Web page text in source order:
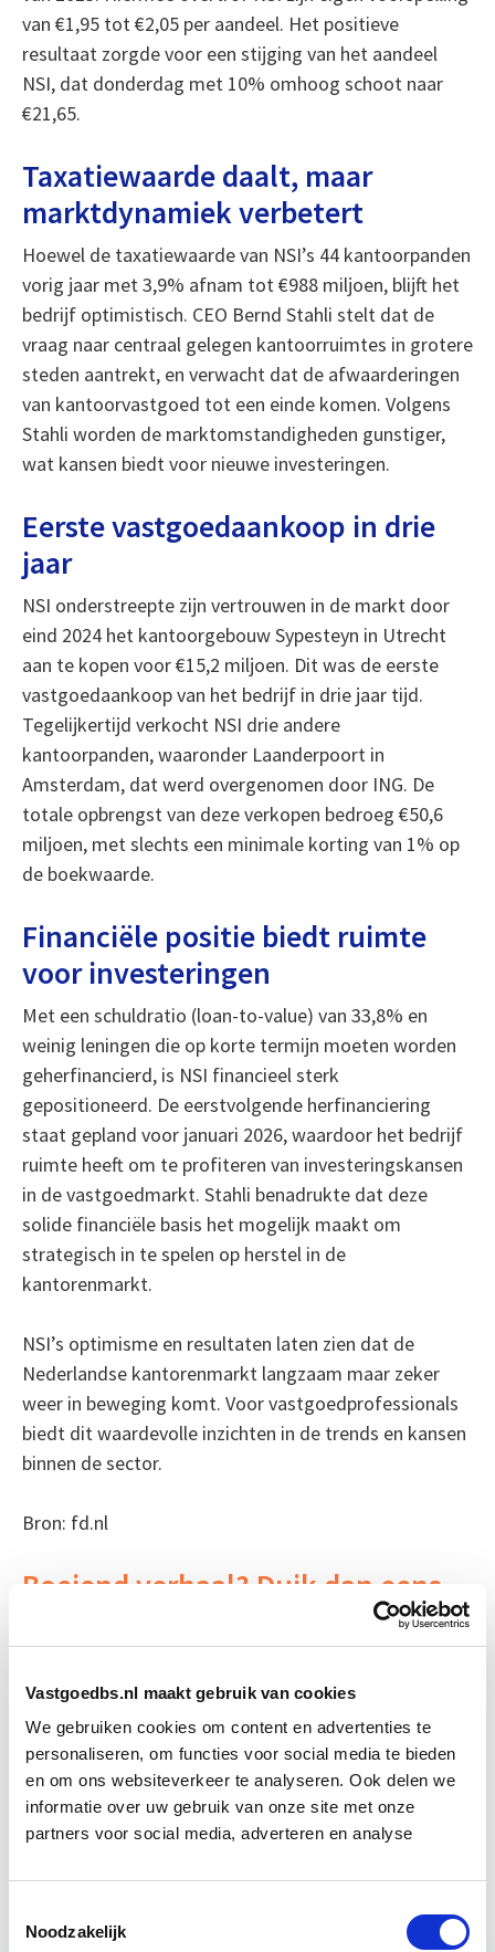
Vastgoedbs.nl maakt gebruik van cookies
We gebruiken cookies om content en advertenties te
personaliseren, om functies voor social media te bieden
en om ons websiteverkeer te analyseren. Ook delen we
informatie over uw gebruik van onze site met onze
partners voor social media, adverteren en analyse
Noodzakelijk
van €1,95 tot €2,05 per aandeel. Het positieve
resultaat zorgde voor een stijging van het aandeel
NSI, dat donderdag met 10% omhoog schoot naar
€21,65.
Taxatiewaarde daalt, maar
marktdynamiek verbetert
Hoewel de taxatiewaarde van NSI’s 44 kantoorpanden
vorig jaar met 3,9% afnam tot €988 miljoen, blijft het
bedrijf optimistisch. CEO Bernd Stahli stelt dat de
vraag naar centraal gelegen kantoorruimtes in grotere
steden aantrekt, en verwacht dat de afwaarderingen
van kantoorvastgoed tot een einde komen. Volgens
Stahli worden de marktomstandigheden gunstiger,
wat kansen biedt voor nieuwe investeringen.
Eerste vastgoedaankoop in drie
jaar
NSI onderstreepte zijn vertrouwen in de markt door
eind 2024 het kantoorgebouw Sypesteyn in Utrecht
aan te kopen voor €15,2 miljoen. Dit was de eerste
vastgoedaankoop van het bedrijf in drie jaar tijd.
Tegelijkertijd verkocht NSI drie andere
kantoorpanden, waaronder Laanderpoort in
Amsterdam, dat werd overgenomen door ING. De
totale opbrengst van deze verkopen bedroeg €50,6
miljoen, met slechts een minimale korting van 1% op
de boekwaarde.
Financiële positie biedt ruimte
voor investeringen
Met een schuldratio (loan-to-value) van 33,8% en
weinig leningen die op korte termijn moeten worden
geherfinancierd, is NSI financieel sterk
gepositioneerd. De eerstvolgende herfinanciering
staat gepland voor januari 2026, waardoor het bedrijf
ruimte heeft om te profiteren van investeringskansen
in de vastgoedmarkt. Stahli benadrukte dat deze
solide financiële basis het mogelijk maakt om
strategisch in te spelen op herstel in de
kantorenmarkt.
NSI’s optimisme en resultaten laten zien dat de
Nederlandse kantorenmarkt langzaam maar zeker
weer in beweging komt. Voor vastgoedprofessionals
biedt dit waardevolle inzichten in de trends en kansen
binnen de sector.
Bron: fd.nl
Boeiend verhaal? Duik dan eens
Vastgoedmanagement Start ma 14 sep
Aankoop en Verkoop van
Vastgoed
Start wo 7
apr